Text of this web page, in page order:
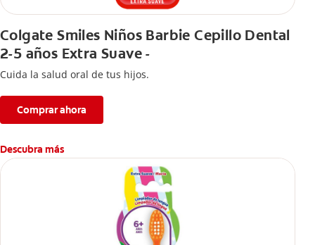
Colgate Smiles Niños Barbie Cepillo Dental
2-5 años Extra Suave -
Cuida la salud oral de tus hijos.
Comprar ahora
Descubra más